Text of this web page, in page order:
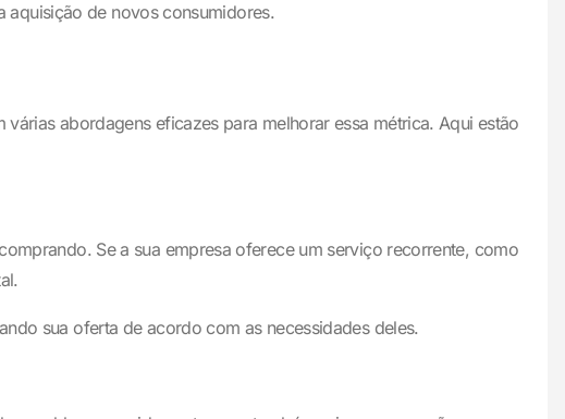
aquisição de novos consumidores.
abordagens eficazes para melhorar essa métrica. Aqui estão
Se a sua empresa oferece um serviço recorrente, como
sua oferta de acordo com as necessidades deles.